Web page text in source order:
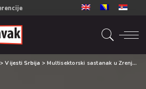
cilj BiH/CG
cilj SRB
goal ENG
cilj 2
>Vijesti Srbija >Multisektorski sastanak u Zrenjaninu